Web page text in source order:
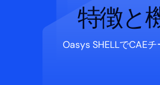
特徴と
Oasys SHELLでCAE